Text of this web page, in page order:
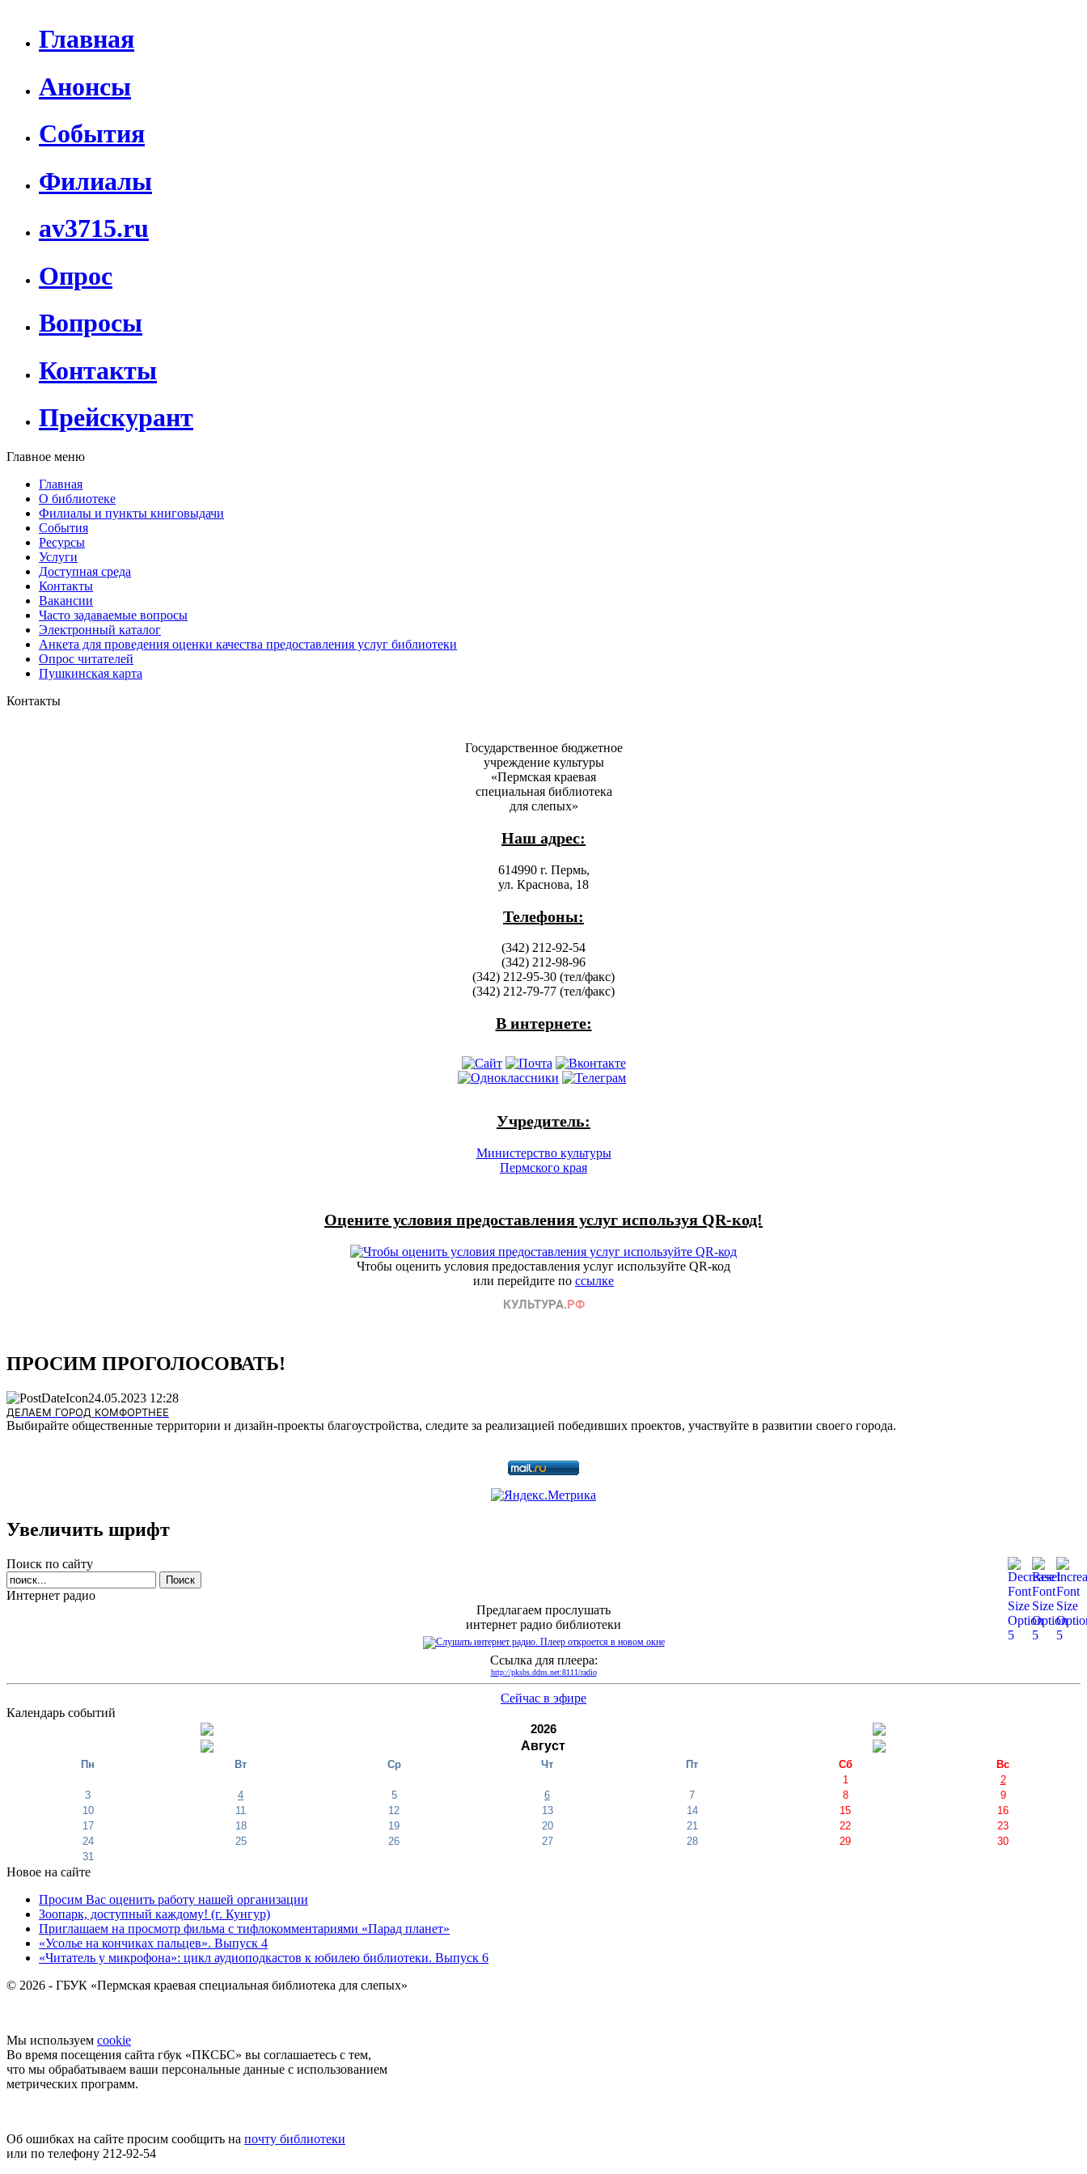
Главная
Анонсы
События
Филиалы
av3715.ru
Опрос
Вопросы
Контакты
Прейскурант
Главное меню
Главная
О библиотеке
Филиалы и пункты книговыдачи
События
Ресурсы
Услуги
Доступная среда
Контакты
Вакансии
Часто задаваемые вопросы
Электронный каталог
Анкета для проведения оценки качества предоставления услуг библиотеки
Опрос читателей
Пушкинская карта
Контакты
Государственное бюджетное
учреждение культуры
«Пермская краевая
специальная библиотека
для слепых»
Наш адрес:
614990 г. Пермь,
ул. Краснова, 18
Телефоны:
(342) 212-92-54
(342) 212-98-96
(342) 212-95-30 (тел/факс)
(342) 212-79-77 (тел/факс)
В интернете:
Учредитель:
Министерство культуры
Пермского края
Оцените условия предоставления услуг используя QR-код!
Чтобы оценить условия предоставления услуг используйте QR-код
или перейдите по ссылке
ПРОСИМ ПРОГОЛОСОВАТЬ!
24.05.2023 12:28
ДЕЛАЕМ ГОРОД КОМФОРТНЕЕ
Выбирайте общественные территории и дизайн‑проекты благоустройства, следите за реализацией победивших проектов, участвуйте в развитии своего города.
Увеличить шрифт
Поиск по сайту
Интернет радио
Предлагаем прослушать
интернет радио библиотеки
Ссылка для плеера:
http://pksbs.ddns.net:8111/radio
Сейчас в эфире
Календарь событий
2026
Август
Пн Вт Ср Чт Пт Сб
Вс
1
2
3
4 5 6 7 8
9
10
11 12 13 14 15
16
17
18 19 20 21 22
23
24
25 26 27 28 29
30
31
Новое на сайте
Просим Вас оценить работу нашей организации
Зоопарк, доступный каждому! (г. Кунгур)
Приглашаем на просмотр фильма с тифлокомментариями «Парад планет»
«Усолье на кончиках пальцев». Выпуск 4
«Читатель у микрофона»: цикл аудиоподкастов к юбилею библиотеки. Выпуск 6
© 2026 - ГБУК «Пермская краевая специальная библиотека для слепых»
Мы используем cookie
Во время посещения сайта гбук «ПКСБС» вы соглашаетесь с тем,
что мы обрабатываем ваши персональные данные с использованием
метрических программ.
Об ошибках на сайте просим сообщить на почту библиотеки
или по телефону 212-92-54